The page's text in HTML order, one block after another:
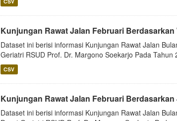
Kunjungan Rawat Jalan Februari
Dataset ini berisi informasi Kunjungan Rawat Jalan
Geriatri RSUD Prof. Dr. Margono Soekarjo Pada Tahun
CSV
Kunjungan Rawat Jalan Februari
Dataset ini berisi informasi Kunjungan Rawat Jalan